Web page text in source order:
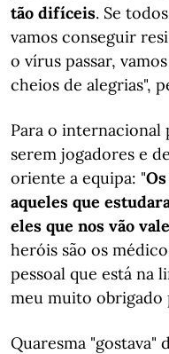
tão difíceis. Se
vamos conseguir
o vírus passar,
cheios de alegrias",
Para o
serem jogadores e
oriente a equipa: "
aqueles que
eles que nos vão
heróis são os
pessoal que está na
meu muito obrigado
Quaresma "gostava"